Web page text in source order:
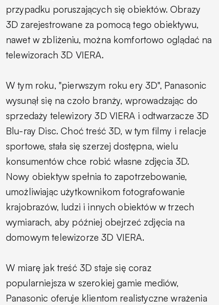
przypadku poruszających się obiektów. Obrazy
3D zarejestrowane za pomocą tego obiektywu,
nawet w zbliżeniu, można komfortowo oglądać na
telewizorach 3D VIERA.
W tym roku, "pierwszym roku ery 3D", Panasonic
wysunął się na czoło branży, wprowadzając do
sprzedaży telewizory 3D VIERA i odtwarzacze 3D
Blu-ray Disc. Choć treść 3D, w tym filmy i relacje
sportowe, stała się szerzej dostępna, wielu
konsumentów chce robić własne zdjęcia 3D.
Nowy obiektyw spełnia to zapotrzebowanie,
umożliwiając użytkownikom fotografowanie
krajobrazów, ludzi i innych obiektów w trzech
wymiarach, aby później obejrzeć zdjęcia na
domowym telewizorze 3D VIERA.
W miarę jak treść 3D staje się coraz
popularniejsza w szerokiej gamie mediów,
Panasonic oferuje klientom realistyczne wrażenia